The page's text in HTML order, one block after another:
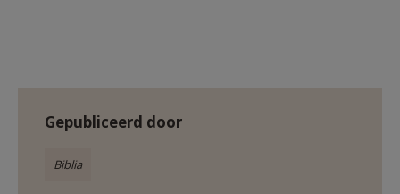
Gepubliceerd door
Biblia